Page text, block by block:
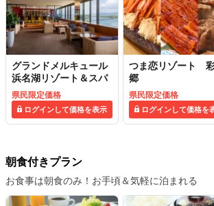
グランドメルキュール
浜名湖リゾート＆スパ
県民限定価格
ログインして価格を表示
つま恋リゾート
郷
県民限定価格
ログインして価格を
朝食付きプラン
お食事は朝食のみ！お手頃＆気軽に泊まれる